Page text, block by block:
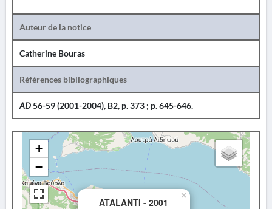
Auteur de la notice
Catherine Bouras
Références bibliographiques
AD56-59 (2001-2004), B2, p. 373 ; p. 645-646.
ATALANTI - 2001
×
+
−